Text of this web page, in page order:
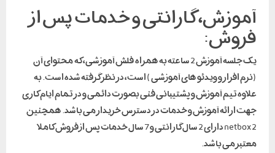
آموزش، گارانتی و خدمات پس از
فروش:
یک جلسه آموزش 2 ساعته به همراه فلش آموزشی، که محتوای آن
(نرم افزار و ویدئو های آموزشی ) است، در نظر گرفته شده است. به
علاوه تیم آموزش و پشتیبانی فنی بصورت دائمی و در تمام ایام کاری
جهت ارائه آموزش و خدمات در دسترس خریدار می باشد. همچنین
netbox2 دارای 2 سال گارانتی و 7 سال خدمات پس از فروش کاملا
معتبر می باشد.